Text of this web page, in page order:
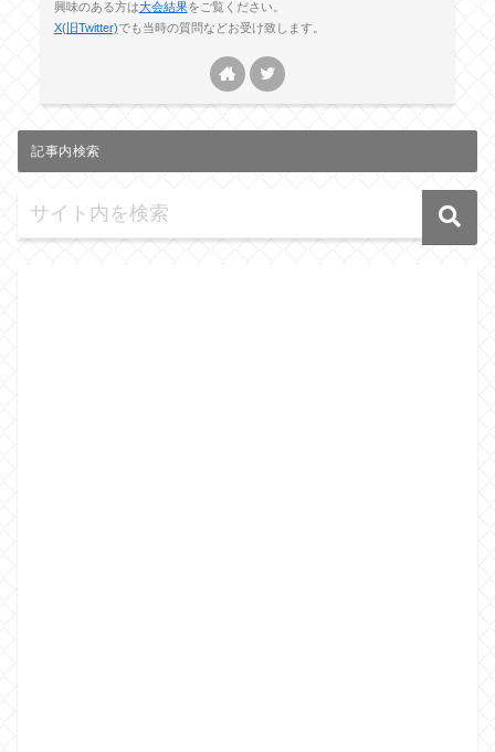
興味のある方は大会結果をご覧ください。
X(旧Twitter)でも当時の質問などお受け致します。
記事内検索